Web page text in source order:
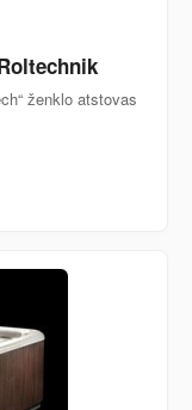
ženklo atstovas